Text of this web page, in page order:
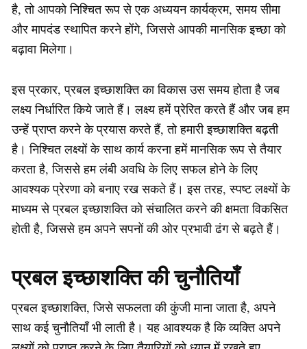
है, तो आपको निश्चित रूप से एक अध्ययन कार्यक्रम, समय सीमा
और मापदंड स्थापित करने होंगे, जिससे आपकी मानसिक इच्छा को
बढ़ावा मिलेगा।
इस प्रकार, प्रबल इच्छाशक्ति का विकास उस समय होता है जब
लक्ष्य निर्धारित किये जाते हैं। लक्ष्य हमें प्रेरित करते हैं और जब हम
उन्हें प्राप्त करने के प्रयास करते हैं, तो हमारी इच्छाशक्ति बढ़ती
है। निश्चित लक्ष्यों के साथ कार्य करना हमें मानसिक रूप से तैयार
करता है, जिससे हम लंबी अवधि के लिए सफल होने के लिए
आवश्यक प्रेरणा को बनाए रख सकते हैं। इस तरह, स्पष्ट लक्ष्यों के
माध्यम से प्रबल इच्छाशक्ति को संचालित करने की क्षमता विकसित
होती है, जिससे हम अपने सपनों की ओर प्रभावी ढंग से बढ़ते हैं।
प्रबल इच्छाशक्ति की चुनौतियाँ
प्रबल इच्छाशक्ति, जिसे सफलता की कुंजी माना जाता है, अपने
साथ कई चुनौतियाँ भी लाती है। यह आवश्यक है कि व्यक्ति अपने